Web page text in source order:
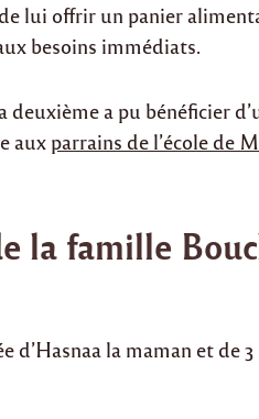
lui offrir un panier
besoins immédiats.
a pu bénéficier
aux parrains de l’école de
la famille
d’Hasnaa la maman et de